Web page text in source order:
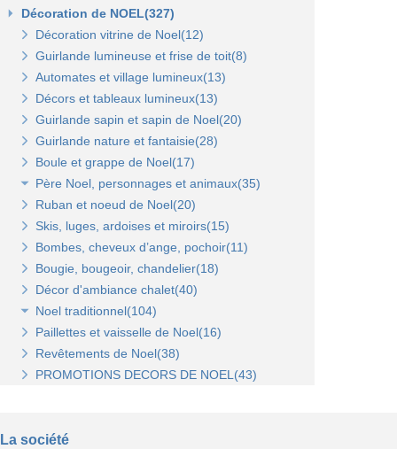
Broches pour panneaux(3)
Tablettes bois et supports(3)
Tablettes verre et supports(3)
Autres supports(5)
Bras et penderies pour panneaux standard(0)
Accessoires pour panneaux Opus(0)
Tablettes verre et supports Opus(0)
Gondole double de départ(0)
Montant terminal métal(0)
Broches et barres de charge(6)
Penderies et bras fond métal(4)
Tablettes et paniers(5)
Gondole simple de départ fond bois(0)
Montant terminal pour fond bois(0)
Penderies et bras fond bois(4)
Tablettes(4)
Décoration de NOEL(327)
Décoration vitrine de Noel(12)
Guirlande lumineuse et frise de toit(8)
Automates et village lumineux(13)
Décors et tableaux lumineux(13)
Guirlande sapin et sapin de Noel(20)
Guirlande nature et fantaisie(28)
Boule et grappe de Noel(17)
Père Noel, personnages et animaux(35)
Animaux et personnages(18)
Bonhomme de neige(11)
Père Noel(13)
Ruban et noeud de Noel(20)
Skis, luges, ardoises et miroirs(15)
Bombes, cheveux d’ange, pochoir(11)
Bougie, bougeoir, chandelier(18)
Décor d'ambiance chalet(40)
Noel traditionnel(104)
Décorations de sapin(45)
Stickers de Noel(23)
Centre de table, décors et cotillons(37)
Paillettes et vaisselle de Noel(16)
Revêtements de Noel(38)
PROMOTIONS DECORS DE NOEL(43)
La société